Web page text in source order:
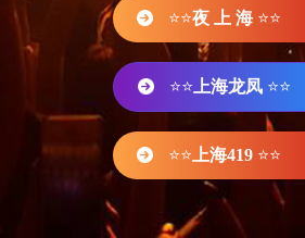
⭐⭐夜 上 海 ⭐⭐
⭐⭐ 上海龙凤 ⭐⭐
⭐⭐ 上海419 ⭐⭐